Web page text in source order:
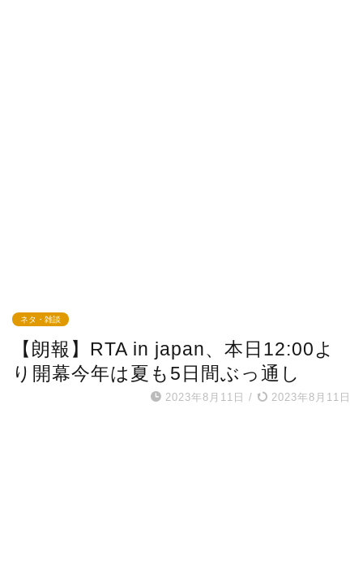
ネタ・雑談
【朗報】RTA in japan、本日12:00よ
り開幕今年は夏も5日間ぶっ通し
2023年8月11日 / 2023年8月11日